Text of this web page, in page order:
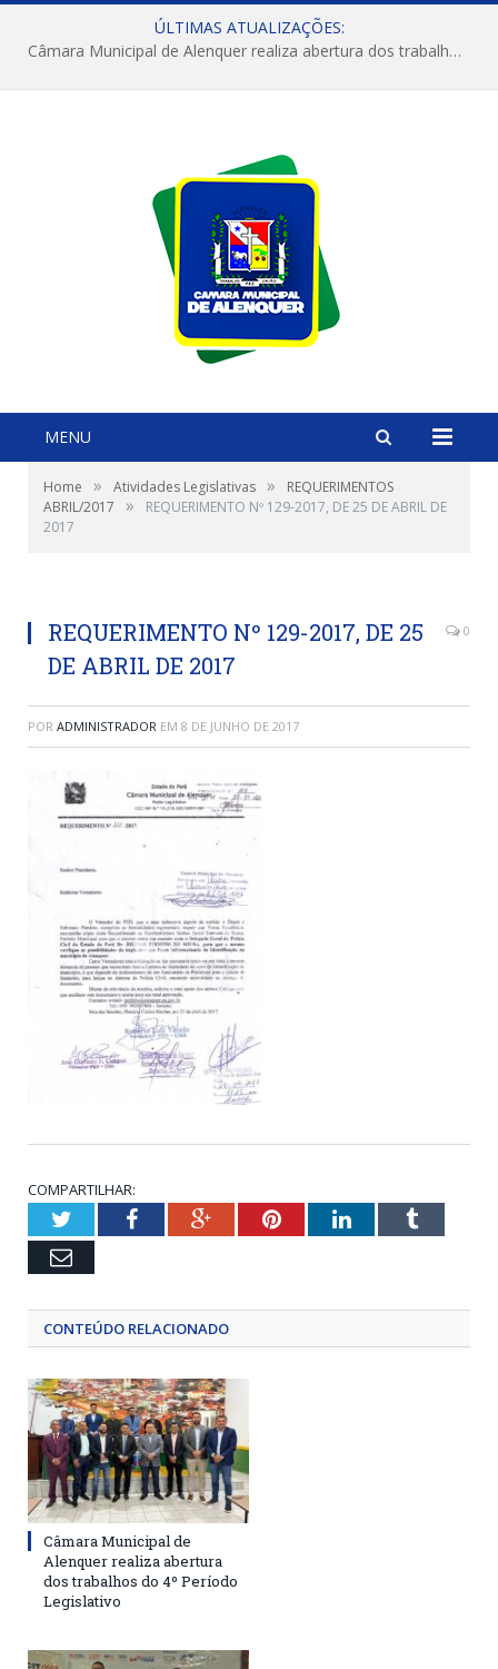
ÚLTIMAS ATUALIZAÇÕES:
Câmara Municipal de Alenquer realiza abertura dos trabalhos do 4º Período Legislativo
MENU
Home » Atividades Legislativas »
REQUERIMENTOS
ABRIL/2017
»
REQUERIMENTO Nº 129-2017, DE 25 DE ABRIL DE
2017
REQUERIMENTO Nº 129-2017, DE 25
DE ABRIL DE 2017
0
POR ADMINISTRADOR EM 8 DE JUNHO DE 2017
COMPARTILHAR:
TwitterFacebookGoogle+PinterestLinkedInTumblr
Email
CONTEÚDO RELACIONADO
Câmara Municipal de
Alenquer realiza abertura
dos trabalhos do 4º Período
Legislativo